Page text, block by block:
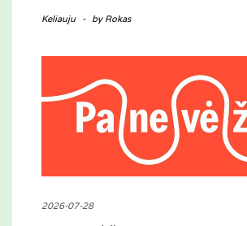
Keliauju - by Rokas
2026-07-28